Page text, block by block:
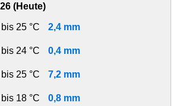
(Heute)
25 °C 2,4 mm
24 °C 0,4 mm
25 °C 7,2 mm
18 °C 0,8 mm